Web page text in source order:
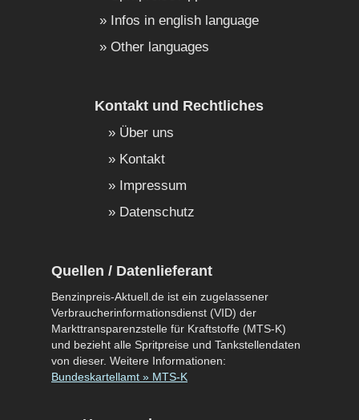
Infos in english language
Other languages
Kontakt und Rechtliches
Über uns
Kontakt
Impressum
Datenschutz
Quellen / Datenlieferant
Benzinpreis-Aktuell.de ist ein zugelassener
Verbraucherinformationsdienst (VID) der
Markttransparenzstelle für Kraftstoffe (MTS-K)
und bezieht alle Spritpreise und Tankstellendaten
von dieser. Weitere Informationen:
Bundeskartellamt » MTS-K